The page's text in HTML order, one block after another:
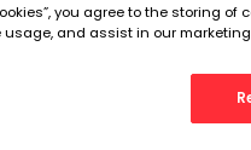
you agree to the storing
and assist in our